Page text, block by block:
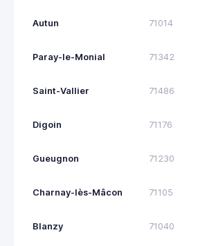
Autun 71014
Paray-le-Monial 71342
Saint-Vallier 71486
Digoin 71176
Gueugnon 71230
Charnay-lès-Mâcon 71105
Blanzy 71040